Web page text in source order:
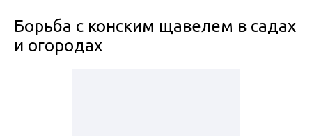
Борьба с конским щавелем в садах
и огородах